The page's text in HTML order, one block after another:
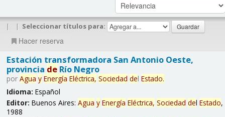
| | Seleccionar títulos para:
Hacer reserva
Estación transformadora San Antonio Oeste,
provincia deRío Negro
por Agua y Energía Eléctrica, Sociedad del Estado.
Idioma: Español
Editor: Buenos Aires: Agua y Energía Eléctrica, Sociedad del Estado,
1988